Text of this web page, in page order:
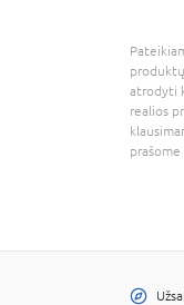
atrodyti
realios